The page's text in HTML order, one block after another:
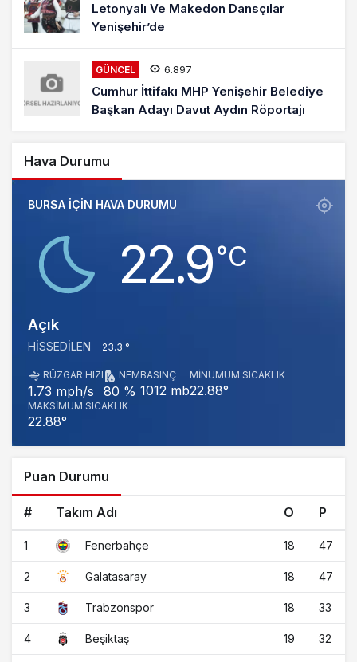
Letonyalı Ve Makedon Dansçılar
Yenişehir’de
GÜNCEL 6.897
Cumhur İttifakı MHP Yenişehir Belediye
Başkan Adayı Davut Aydın Röportajı
Hava Durumu
BURSA IÇIN HAVA DURUMU
22.9‎°C
Açık
HISSEDILEN 23.3 °
RÜZGAR HIZI
1.73 mph/s
NEM
80 %
BASINÇ
1012 mb
MINUMUM SICAKLIK
22.88°
MAKSIMUM SICAKLIK
22.88°
Puan Durumu
# Takım Adı O P
1 Fenerbahçe 18 47
2 Galatasaray 18 47
3 Trabzonspor 18 33
4 Beşiktaş 19 32